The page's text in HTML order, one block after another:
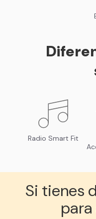
Radio Smart Fit
Si tienes